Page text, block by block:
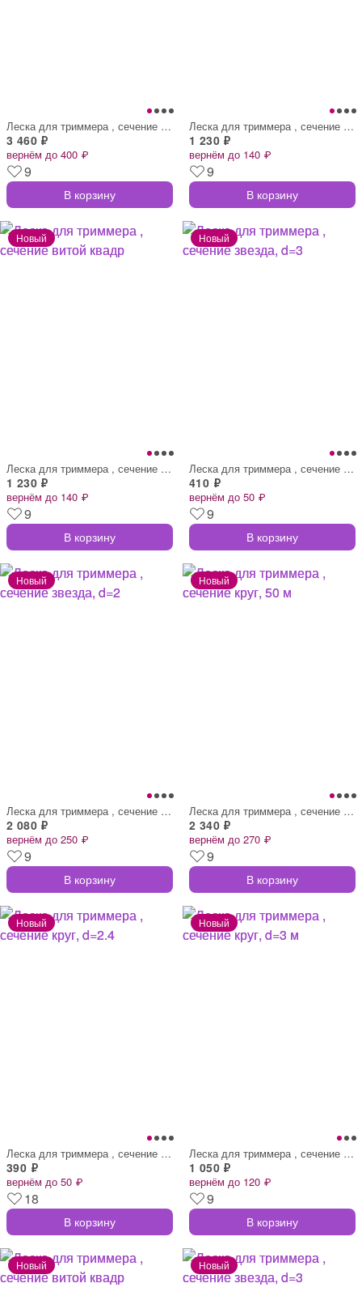
Леска для триммера , сечение круг, d=3 м
3 460 ₽
вернём до 400 ₽
9
В корзину
Леска для триммера , сечение витой квадр
1 230 ₽
вернём до 140 ₽
9
В корзину
Леска для триммера , сечение витой квадр
1 230 ₽
вернём до 140 ₽
9
В корзину
Леска для триммера , сечение звезда, d=3
410 ₽
вернём до 50 ₽
9
В корзину
Леска для триммера , сечение звезда, d=2
2 080 ₽
вернём до 250 ₽
9
В корзину
Леска для триммера , сечение круг, 50 м
2 340 ₽
вернём до 270 ₽
9
В корзину
Леска для триммера , сечение круг, d=2.4
390 ₽
вернём до 50 ₽
18
В корзину
Леска для триммера , сечение круг, d=3 м
1 050 ₽
вернём до 120 ₽
9
В корзину